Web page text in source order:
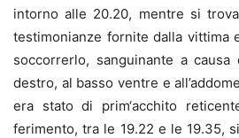
intorno alle 20.20, mentre si
testimonianze fornite dalla vittima
soccorrerlo, sanguinante a
destro, al basso ventre e
era stato di prim‘acchito
ferimento, tra le 19.22 e le 19.35,